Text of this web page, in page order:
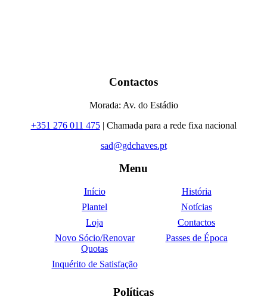
Contactos
Morada: Av. do Estádio
+351 276 011 475| Chamada para a rede fixa nacional
sad@gdchaves.pt
Menu
Início
História
Plantel
Notícias
Loja
Contactos
Novo Sócio/Renovar
Quotas
Passes de Época
Inquérito de Satisfação
Políticas